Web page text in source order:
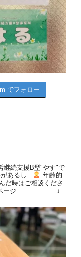
でフォロー
継続支援B型"やす"で
あるし…
年齢的
だ時はご相談くださ
ージ ↓